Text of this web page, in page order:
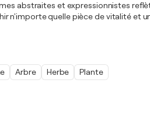
abstraites et expressionnistes
n'importe quelle pièce de vitalité et
Arbre Herbe Plante